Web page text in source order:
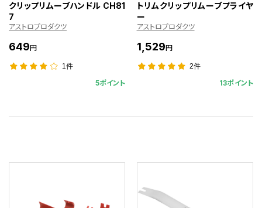
クリップリムーブハンドル CH81
7
アストロプロダクツ
649円
1件
5ポイント
トリムクリップリムーブプライヤ
ー
アストロプロダクツ
1,529円
2件
13ポイント